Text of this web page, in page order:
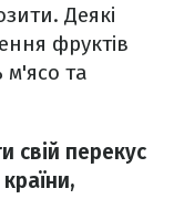
Деякі
фруктів
м'ясо та
свій перекус